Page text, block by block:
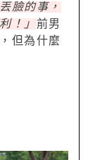
臉的事，
！」 前男
但為什麼